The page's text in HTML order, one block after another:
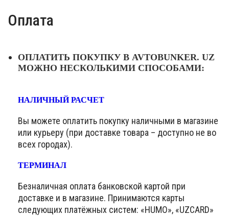
Оплата
ОПЛАТИТЬ ПОКУПКУ В AVTOBUNKER. UZ
МОЖНО НЕСКОЛЬКИМИ СПОСОБАМИ:
НАЛИЧНЫЙ РАСЧЕТ
Вы можете оплатить покупку наличными в магазине
или курьеру (при доставке товара – доступно не во
всех городах).
ТЕРМИНАЛ
Безналичная оплата банковской картой при
доставке и в магазине. Принимаются карты
следующих платёжных систем: «HUMO», «UZCARD»